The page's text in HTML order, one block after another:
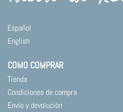
se
pueden
elegir
la
página
de
producto
Español
English
COMO COMPRAR
Tienda
Condiciones de compra
Envío y devolución